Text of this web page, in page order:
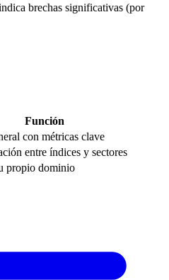
brechas significativas (por
Función
con métricas clave
entre índices y sectores
propio dominio